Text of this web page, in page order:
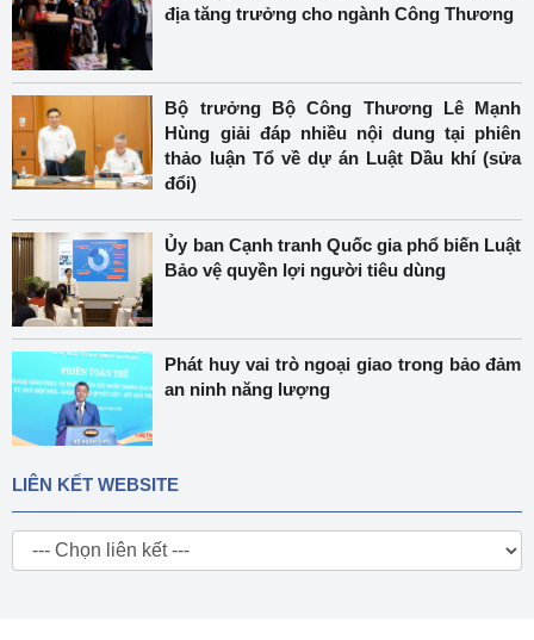
địa tăng trưởng cho ngành Công Thương
Bộ trưởng Bộ Công Thương Lê Mạnh
Hùng giải đáp nhiều nội dung tại phiên
thảo luận Tổ về dự án Luật Dầu khí (sửa
đổi)
Ủy ban Cạnh tranh Quốc gia phổ biến Luật
Bảo vệ quyền lợi người tiêu dùng
Phát huy vai trò ngoại giao trong bảo đảm
an ninh năng lượng
LIÊN KẾT WEBSITE